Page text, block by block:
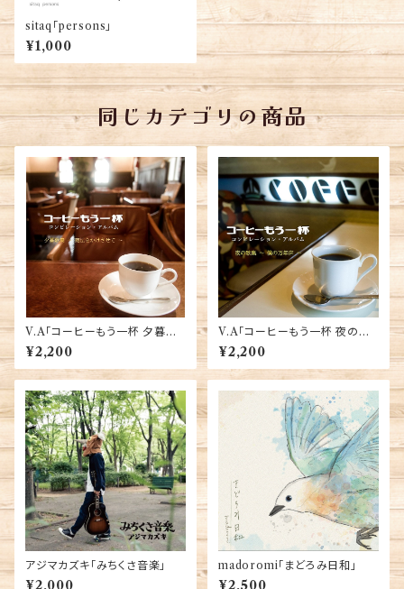
sitaq「persons」
¥1,000
同じカテゴリの商品
V.A「コーヒーもう一杯 夕暮歌
集 〜魔法をかけさせて〜」
¥2,200
V.A「コーヒーもう一杯 夜の歌
集 〜僕の万年床〜」
¥2,200
アジマカズキ「みちくさ音楽」
¥2,000
madoromi「まどろみ日和」
¥2,500